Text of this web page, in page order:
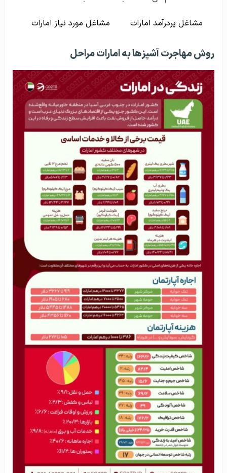
مشاغل پردرآمد امارات مشاغل مورد نیاز امارات
روش مهاجرت آشپزها به امارات مراحل